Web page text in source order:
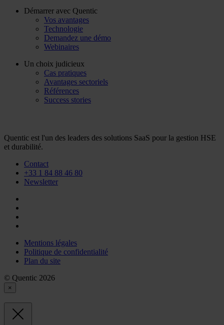
Démarrer avec Quentic
Vos avantages
Technologie
Demandez une démo
Webinaires
Un choix judicieux
Cas pratiques
Avantages sectoriels
Références
Success stories
Quentic est l'un des leaders des solutions SaaS pour la gestion HSE
et durabilité.
Contact
+33 1 84 88 46 80
Newsletter
Mentions légales
Politique de confidentialité
Plan du site
© Quentic 2026
×